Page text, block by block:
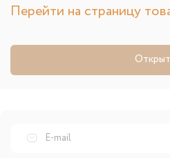
Перейти на страницу